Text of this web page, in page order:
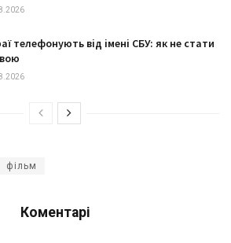
телефонують від імені СБУ: як не стати
фільм
Коментарі